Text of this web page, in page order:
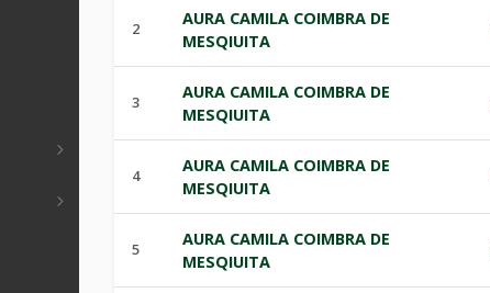
2
AURA CAMILA COIMBRA DE
MESQIUITA
3
AURA CAMILA COIMBRA DE
MESQIUITA
4
AURA CAMILA COIMBRA DE
MESQIUITA
5
AURA CAMILA COIMBRA DE
MESQIUITA